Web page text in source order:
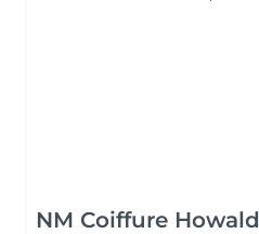
NM Coiffure Howald